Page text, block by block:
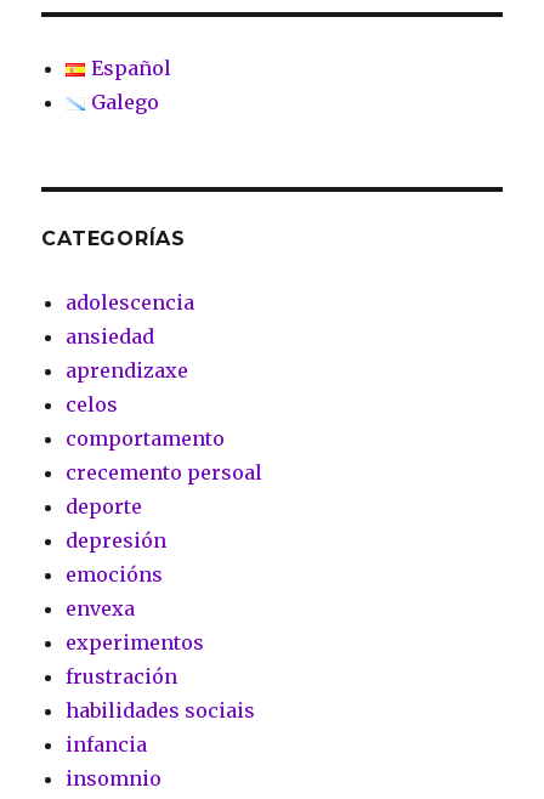
Español
Galego
CATEGORÍAS
adolescencia
ansiedad
aprendizaxe
celos
comportamento
crecemento persoal
deporte
depresión
emocións
envexa
experimentos
frustración
habilidades sociais
infancia
insomnio